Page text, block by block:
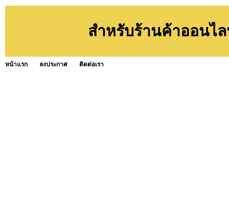
สำหรับร้านค้าออนไ
หน้าแรก ลงประกาศ ติดต่อเรา